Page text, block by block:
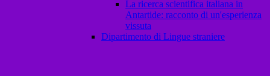
La ricerca scientifica italiana in
Antartide: racconto di un'esperienza
vissuta
Dipartimento di Lingue straniere